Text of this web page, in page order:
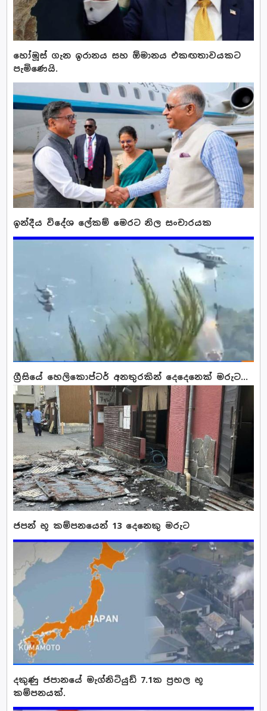
හෝමූස් ගැන ඉරානය සහ ඕමානය එකඟතාවයකට
පැමිණෙයි.
ඉන්දීය විදේශ ලේකම් මෙරට නිල සංචාරයක
ග්‍රීසියේ හෙලිකොප්ටර් අනතුරකින් දෙදෙනෙක් මරුට...
ජපන් භූ කම්පනයෙන් 13 දෙනෙකු මරුට
දකුණු ජපානයේ මැග්නිටියුඩ් 7.1ක ප්‍රභල භූ
කම්පනයක්.